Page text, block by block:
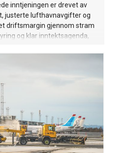
inntjeningen er drevet av
justerte lufthavnavgifter og
driftsmargin gjennom stram
og klar inntektsagenda,